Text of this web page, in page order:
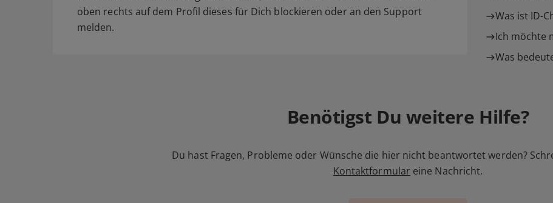
oben rechts auf dem Profil dieses für Dich blockieren oder an den Support
melden.
Was ist ID-
Ich möchte
Was
Benötigst Du weitere Hilfe?
Du hast Fragen, Probleme oder Wünsche die hier nicht beantwortet werden?
Kontaktformular eine Nachricht.